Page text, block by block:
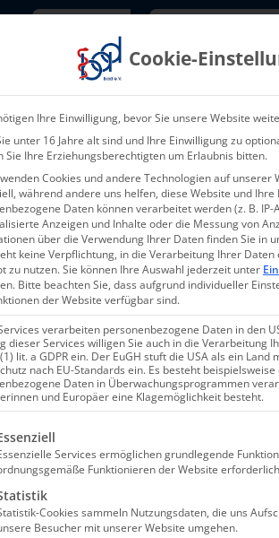
Über uns
2025 –
bad e.V.
Jasmin Arbabian-Vogel,
des Bundesverbands
des Verbandes
Cookie-
Ihre Einwilligung, bevor Sie unsere Website
unter 16 Jahre alt sind und Ihre Einwilligung zu
Sie Ihre Erziehungsberechtigten um Erlaubnis bitten.
Cookies und andere Technologien auf unserer
während andere uns helfen, diese Website und
Daten können verarbeitet werden (z. B. IP-
Anzeigen und Inhalte oder die Messung von
über die Verwendung Ihrer Daten finden Sie in
keine Verpflichtung, in die Verarbeitung Ihrer
zu nutzen.Sie können Ihre Auswahl jederzeit unter
Bitte beachten Sie, dass aufgrund individueller
der Website verfügbar sind.
verarbeiten personenbezogene Daten in den
dieser Services willigen Sie auch in die Verarbeitung
lit. a GDPR ein. Der EuGH stuft die USA als ein Land
nach EU-Standards ein. Es besteht
Daten in Überwachungsprogrammen
und Europäer eine Klagemöglichkeit besteht.
eine Liste der Service-
Services ermöglichen grundlegende
Funktionieren der Website
Cookies sammeln Nutzungsdaten, die uns
Besucher mit unserer Website umgehen.